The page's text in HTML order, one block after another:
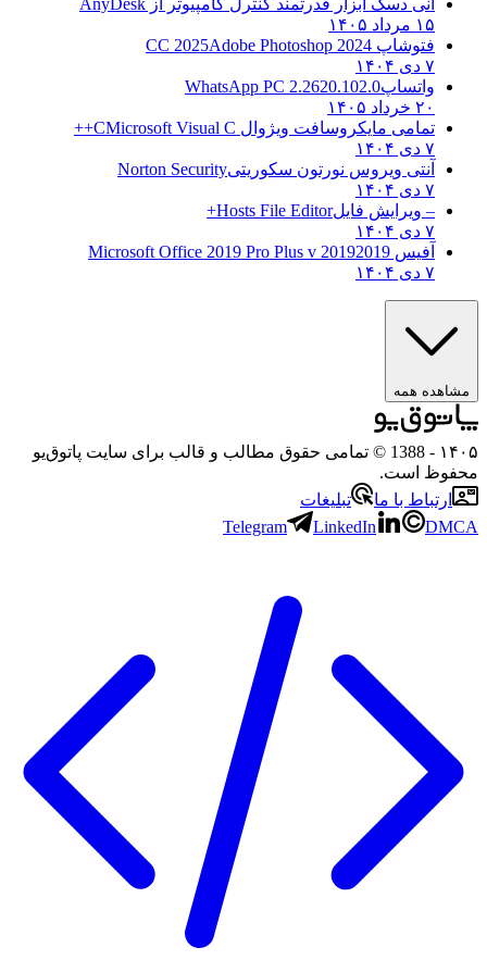
۱۵ مرداد ۱۴۰۵
فتوشاپ CC 2025 Adobe Photoshop 2024
۷ دی ۱۴۰۴
واتساپWhatsApp PC 2.2620.102.0
۲۰ خرداد ۱۴۰۵
تمامی مایکروسافت ویژوال C Microsoft Visual C++
۷ دی ۱۴۰۴
آنتی ویروس نورتون سکوریتیNorton Security
۷ دی ۱۴۰۴
– ویرایش فایلHosts File Editor+
۷ دی ۱۴۰۴
آفیس 2019 2019 Microsoft Office 2019 Pro Plus v
۷ دی ۱۴۰۴
مشاهده همه
۱۴۰۵
- 1388 © تمامی حقوق مطالب و قالب برای سایت پاتوق‌یو
محفوظ است.
ارتباط با ما
تبلیغات
Telegram
LinkedIn DMCA